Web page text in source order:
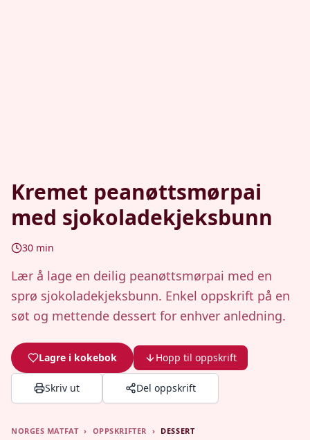
Kremet peanøttsmørpai
med sjokoladekjeksbunn
30 min
Lær å lage en deilig peanøttsmørpai med en
sprø sjokoladekjeksbunn. Enkel oppskrift på en
søt og mettende dessert for enhver anledning.
Lagre i kokebok Hopp til oppskrift
Skriv ut Del oppskrift
NORGES MATFAT › OPPSKRIFTER › DESSERT